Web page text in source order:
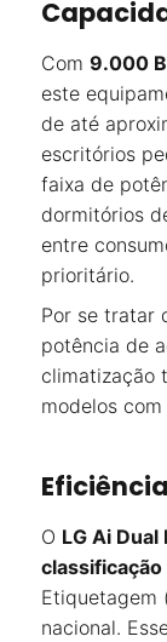
Com 9.000
este
de até
escritórios
faixa de
dormitórios
entre
prioritário.
Por se tratar
potência de
climatização
modelos
O LG Ai
classificação
Etiquetagem
nacional.